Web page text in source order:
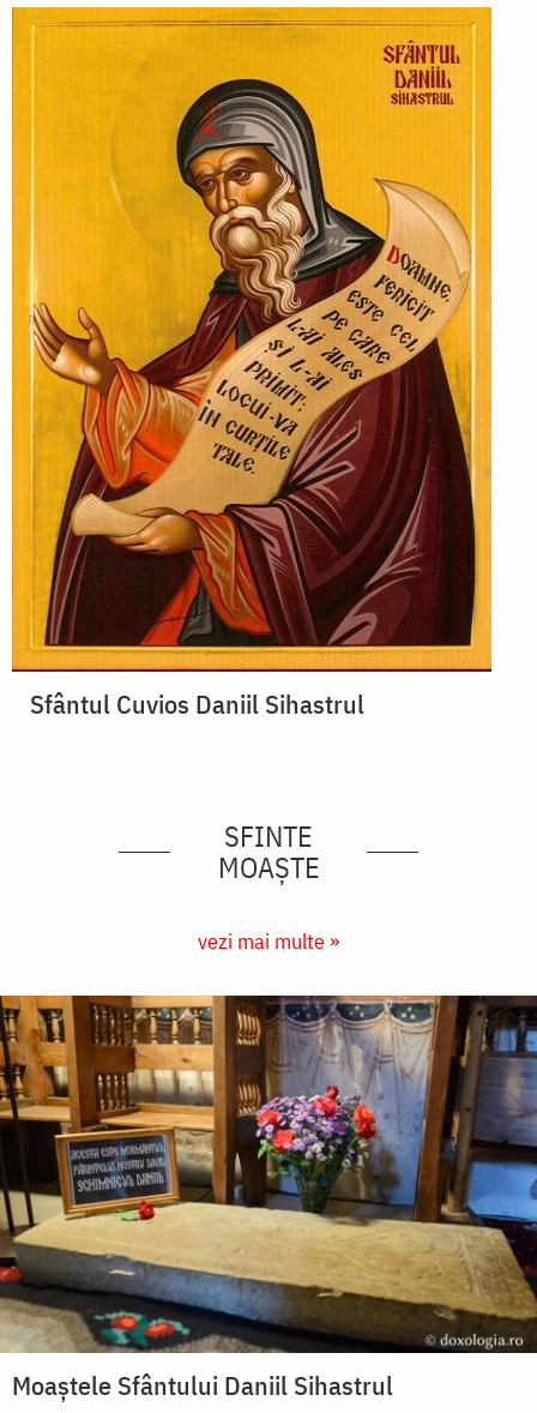
Sfântul Cuvios Daniil Sihastrul
SFINTE
MOAȘTE
vezi mai multe »
Moaștele Sfântului Daniil Sihastrul